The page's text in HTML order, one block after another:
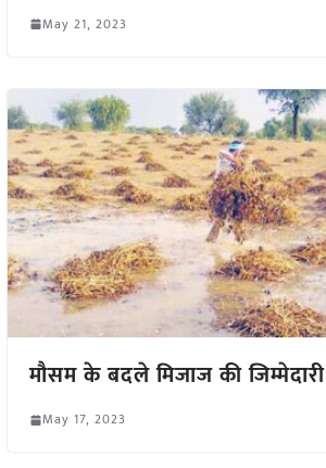
May 21, 2023
मौसम के बदले मिजाज की जिम्मेदारी
May 17, 2023